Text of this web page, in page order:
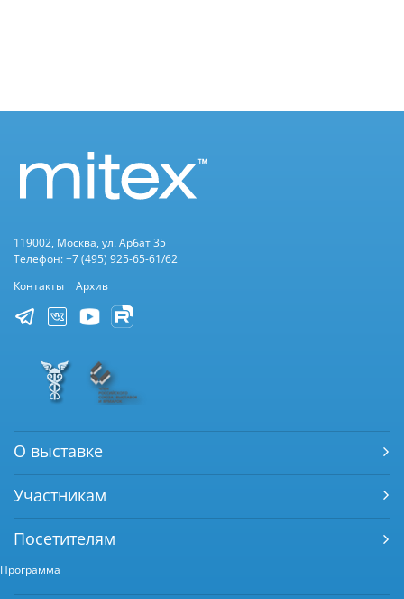
119002, Москва, ул. Арбат 35
Телефон: +7 (495) 925-65-61/62
Контакты
Архив
О выставке
Участникам
Посетителям
Программа